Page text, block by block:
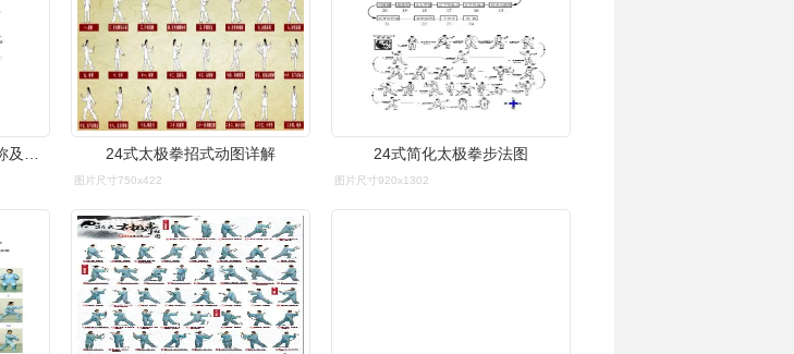
24式太极拳招式动图详解
图片尺寸750x422
24式简化太极拳步法图
图片尺寸920x1302